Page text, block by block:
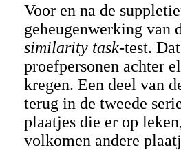
Voor en na de
geheugenwerking van
similarity task-test.
proefpersonen achter
kregen. Een deel van
terug in de tweede
plaatjes die er op
volkomen andere